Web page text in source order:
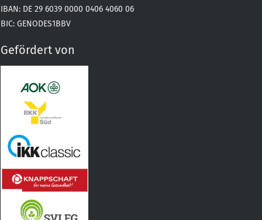
IBAN: DE 29 6039 0000 0406 4060 06
BIC: GENODES1BBV
Gefördert von